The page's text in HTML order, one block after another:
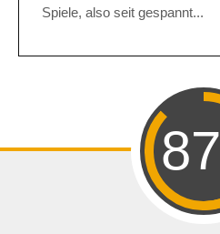
Spiele, also seit gespannt...
87